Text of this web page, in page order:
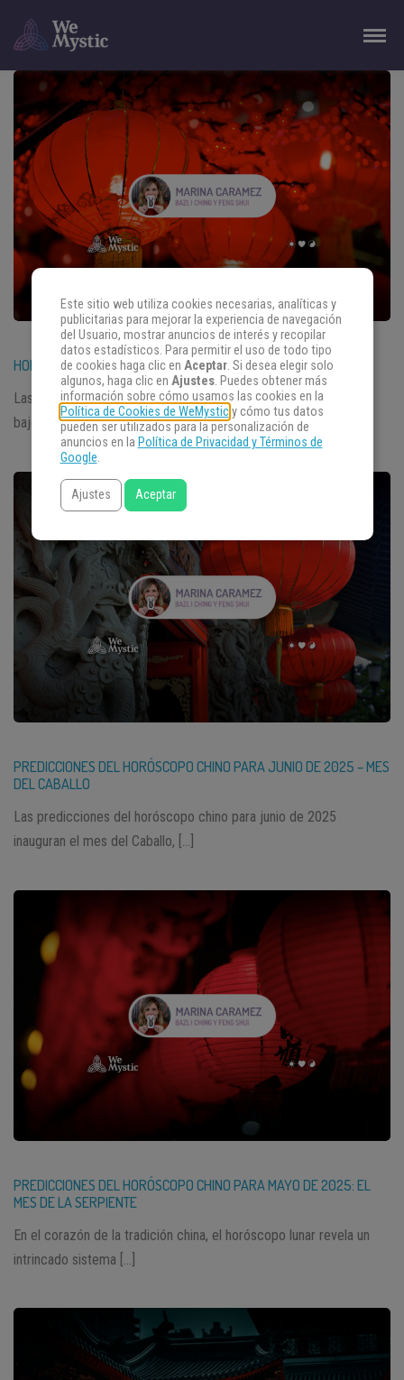
HORÓSCOPO CHINO PARA JULIO 2025: EL MES DE LA CABRA
Las predicciones del horóscopo chino para julio de 2025 llegan
bajo la influencia suave […]
PREDICCIONES DEL HORÓSCOPO CHINO PARA JUNIO DE 2025 – MES
DEL CABALLO
Las predicciones del horóscopo chino para junio de 2025
inauguran el mes del Caballo, […]
PREDICCIONES DEL HORÓSCOPO CHINO PARA MAYO DE 2025: EL
MES DE LA SERPIENTE
En el corazón de la tradición china, el horóscopo lunar revela un
intrincado sistema […]
Este sitio web utiliza cookies necesarias, analíticas y
publicitarias para mejorar la experiencia de navegación
del Usuario, mostrar anuncios de interés y recopilar
datos estadísticos. Para permitir el uso de todo tipo
de cookies haga clic en Aceptar. Si desea elegir solo
algunos, haga clic en Ajustes. Puedes obtener más
información sobre cómo usamos las cookies en la
Política de Cookies de WeMysticy cómo tus datos
pueden ser utilizados para la personalización de
anuncios en la Política de Privacidad y Términos de
Google.
Ajustes Aceptar